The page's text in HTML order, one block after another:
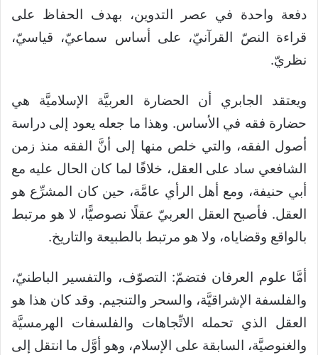
دفعة واحدة في عصر التدوين، بهدف الحفاظ على
قراءة النصّ القرآنيّ، على أساس سماعيّ، قياسيّ،
نظريّ.
ويعتقد الجابري أن الحضارة العربيَّة الإسلاميَّة هي
حضارة فقه في الأساس. وهذا ما جعله يعود إلى دراسة
أصول الفقه، والتي خلص منها إلى أنَّ الفقه منذ زمن
الشافعي ساد على العقل، خلافًا لما كان الحال عليه مع
أبي حنيفة، ومع أهل الرأي عامَّة، حين كان المشرِّع هو
العقل. فأصبح العقل العربيّ عقلًا نصوصيًّا، لا هو مرتبط
بالواقع وقضاياه، ولا هو مرتبط بالطبيعة والتاريخ.
أمَّا علوم العرفان فتضمّ: التصوّف، والتفسير الباطنيّ،
والفلسفة الإشراقيَّة، والسحر والتنجيم. وقد كان هذا هو
العقل الذي تحمله الاتِّجاهات والفلسفات الهرمسيَّة
والغنوصيَّة، السابقة على الإسلام، وهو أوَّل ما انتقل إلى